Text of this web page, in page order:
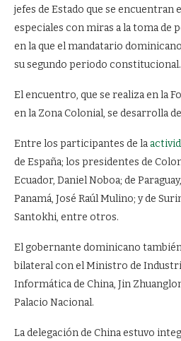
jefes de Estado que se encuentran
especiales con miras a la toma de
en la que el mandatario
su segundo periodo constitucional.
El encuentro, que se realiza en la
en la Zona Colonial, se desarrolla
Entre los participantes de la
de España; los presidentes de
Ecuador, Daniel Noboa; de
Panamá, José Raúl Mulino; y de
Santokhi, entre otros.
El gobernante dominicano
bilateral con el Ministro de
Informática de China, Jin
Palacio Nacional.
La delegación de China estuvo